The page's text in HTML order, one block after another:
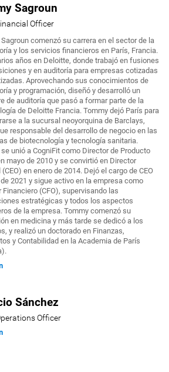
Sagroun
Officer
comenzó su carrera en el sector de la
y los servicios financieros en París, Francia.
años en Deloitte, donde trabajó en fusiones
y en auditoría para empresas cotizadas
Aprovechando sus conocimientos de
y programación, diseñó y desarrolló un
de auditoría que pasó a formar parte de la
de Deloitte Francia. Tommy dejó París para
a la sucursal neoyorquina de Barclays,
responsable del desarrollo de negocio en las
de biotecnología y tecnología sanitaria.
unió a CogniFit como Director de Producto
mayo de 2010 y se convirtió en Director
(CEO) en enero de 2014. Dejó el cargo de CEO
2021 y sigue activo en la empresa como
Financiero (CFO), supervisando las
estratégicas y todos los aspectos
de la empresa. Tommy comenzó su
en medicina y más tarde se dedicó a los
y realizó un doctorado en Finanzas,
y Contabilidad en la Academia de París
Sánchez
Officer